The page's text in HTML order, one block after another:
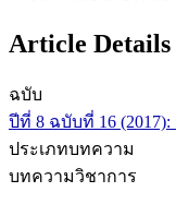
Article Details
ฉบับ
ปีที่ 8 ฉบับที่ 16
ประเภทบทความ
บทความวิชาการ